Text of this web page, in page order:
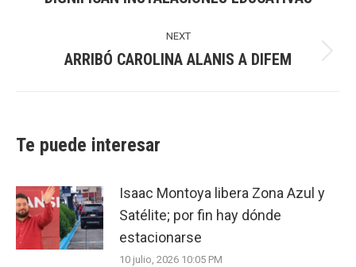
NEXT
Next
ARRIBÓ CAROLINA ALANIS A DIFEM
Te puede interesar
Isaac Montoya libera Zona Azul y
Satélite; por fin hay dónde
estacionarse
10 julio, 2026 10:05 PM